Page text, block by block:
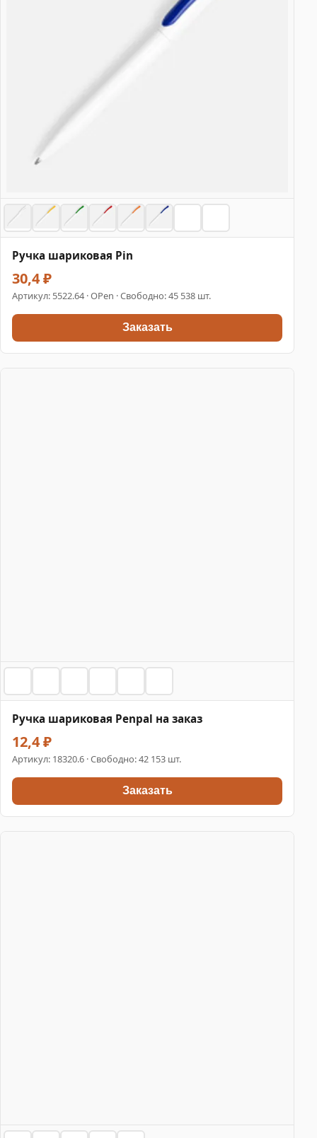
Ручка шариковая Pin
30,4 ₽
Артикул: 5522.64 · OPen · Свободно: 45 538 шт.
Заказать
Ручка шариковая Penpal на заказ
12,4 ₽
Артикул: 18320.6 · Свободно: 42 153 шт.
Заказать